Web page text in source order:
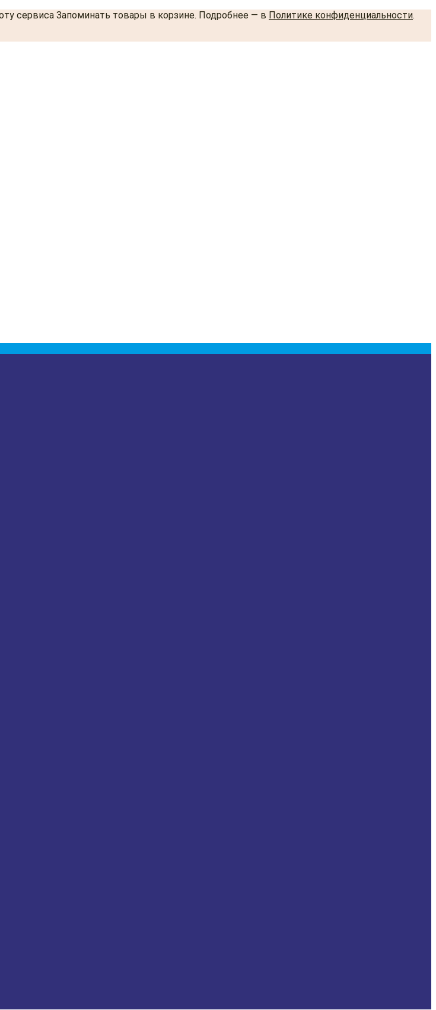
сервиса Запоминать товары в корзине. Подробнее — в Политике конфиденциальности.